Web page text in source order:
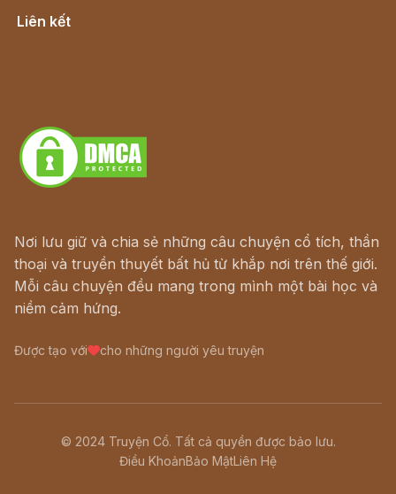
Liên kết
Nơi lưu giữ và chia sẻ những câu chuyện cổ tích, thần
thoại và truyền thuyết bất hủ từ khắp nơi trên thế giới.
Mỗi câu chuyện đều mang trong mình một bài học và
niềm cảm hứng.
Được tạo với cho những người yêu truyện
© 2024 Truyện Cổ. Tất cả quyền được bảo lưu.
Điều KhoảnBảo MậtLiên Hệ